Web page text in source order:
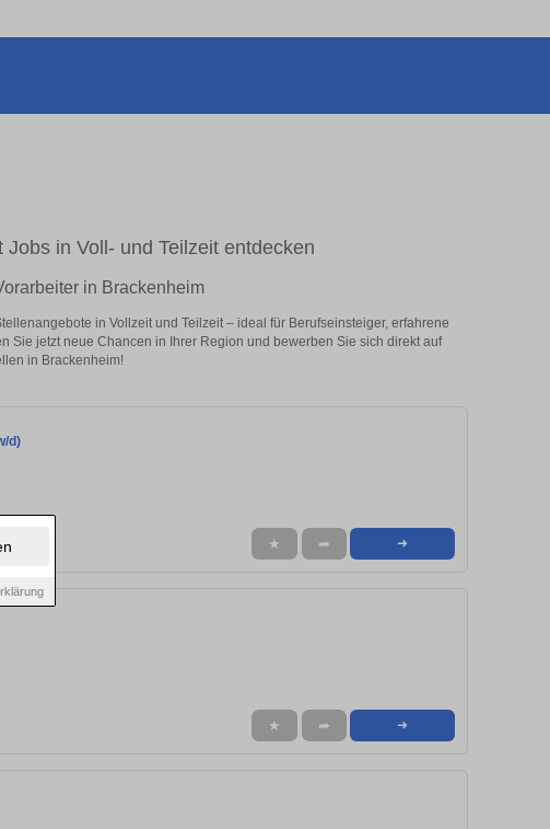
in Voll- und Teilzeit entdecken
in Brackenheim
in Vollzeit und Teilzeit – ideal für Berufseinsteiger, erfahrene
Sie jetzt neue Chancen in Ihrer Region und bewerben Sie sich direkt auf
in Brackenheim!
d)
★ ➦ ➜
★ ➦ ➜